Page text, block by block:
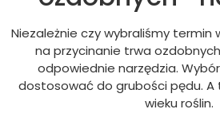
Niezależnie czy wybraliśmy termin
na przycinanie trwa
odpowiednie narzędzia.
dostosować do grubości pędu. A
wieku roślin.